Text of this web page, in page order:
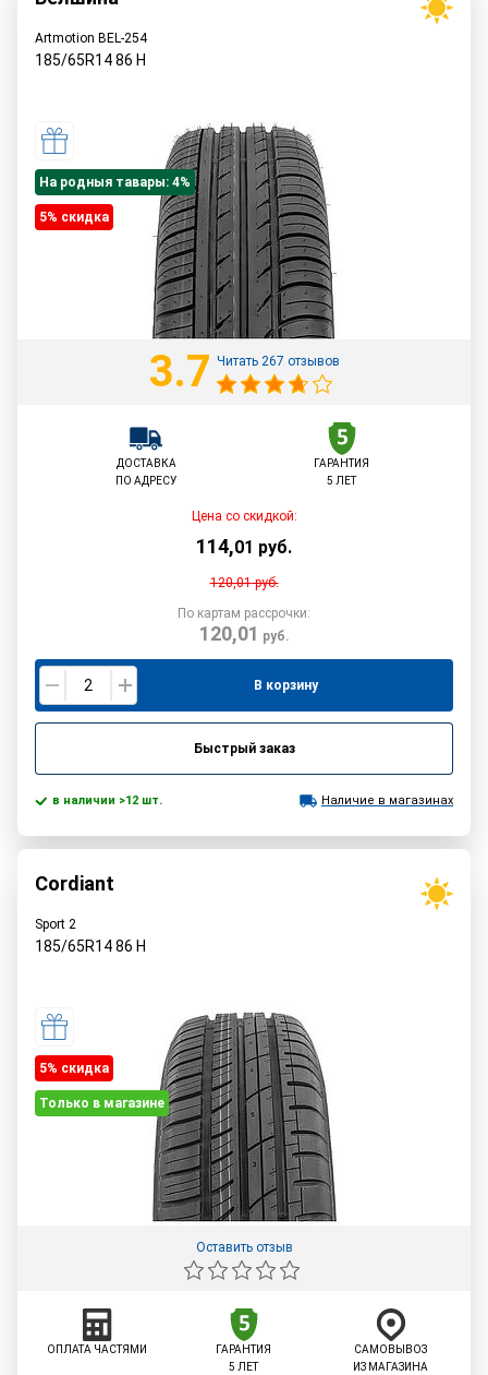
Artmotion BEL-254
185/65R1486 H
На родныя тавары: 4%
5% cкидка
3.7 Читать 267 отзывов
ДОСТАВКА
ПО АДРЕСУ
ГАРАНТИЯ
5 ЛЕТ
Цена со скидкой:
114,01 руб.
120,01руб.
По картам рассрочки:
120,01 руб.
В корзину
Быстрый заказ
в наличии >12 шт. Наличие в магазинах
Cordiant
Sport 2
185/65R1486 H
5% cкидка
Только в магазине
Оставить отзыв
ОПЛАТА ЧАСТЯМИ
ГАРАНТИЯ
5 ЛЕТ
САМОВЫВОЗ
ИЗ МАГАЗИНА